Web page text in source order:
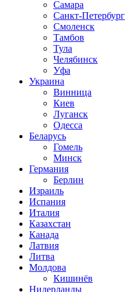
Самара
Санкт-Петербург
Смоленск
Тамбов
Тула
Челябинск
Уфа
Украина
Винница
Киев
Луганск
Одесса
Беларусь
Гомель
Минск
Германия
Берлин
Израиль
Испания
Италия
Казахстан
Канада
Латвия
Литва
Молдова
Кишинёв
Нидерланды